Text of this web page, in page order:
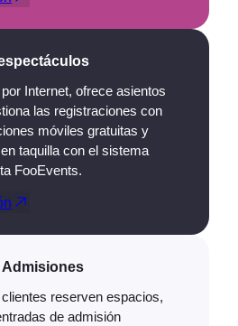
Internet, ofrece asientos
las registraciones con
móviles gratuitas y
taquilla con el sistema
FooEvents.
reserven espacios,
de admisión